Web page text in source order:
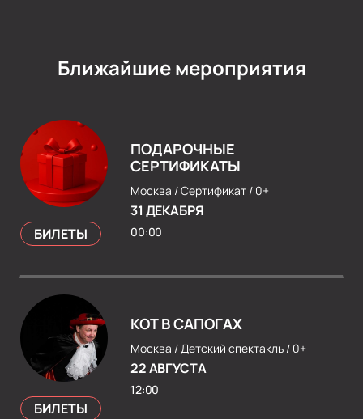
Ближайшие мероприятия
ПОДАРОЧНЫЕ
СЕРТИФИКАТЫ
Москва /Сертификат / 0+
31 ДЕКАБРЯ
00:00
БИЛЕТЫ
КОТ В САПОГАХ
Москва /Детский спектакль / 0+
22 АВГУСТА
12:00
БИЛЕТЫ